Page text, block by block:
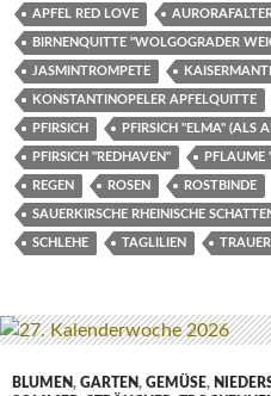
APFEL RED LOVE
BIRNENQUITTE "WOLGOGRADER
JASMINTROMPETE
KONSTANTINOPELER APFELQUITTE
PFIRSICH PFIRSICH "ELMA" (ALS
PFIRSICH "REDHAVEN" PFLAUME
REGEN ROSEN ROSTBINDE
SAUERKIRSCHE RHEINISCHE
SCHLEHE TAGLILIEN
BLUMEN, GARTEN, GEMÜSE,